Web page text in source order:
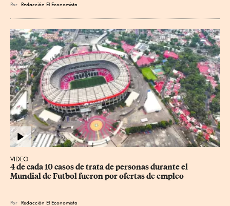
Por Redacción El Economista
VIDEO
4 de cada 10 casos de trata de personas durante el
Mundial de Futbol fueron por ofertas de empleo
Por Redacción El Economista